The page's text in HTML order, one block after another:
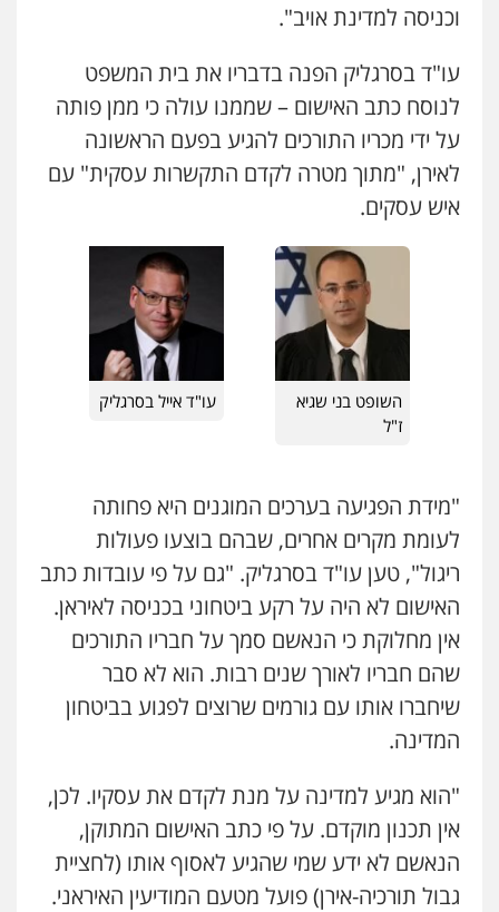
וכניסה למדינת אויב".
עו"ד בסרגליק הפנה בדבריו את בית המשפט
לנוסח כתב האישום – שממנו עולה כי ממן פותה
על ידי מכריו התורכים להגיע בפעם הראשונה
לאירן, "מתוך מטרה לקדם התקשרות עסקית" עם
איש עסקים.
השופט בני שגיא
ז"ל
עו"ד אייל בסרגליק
"מידת הפגיעה בערכים המוגנים היא פחותה
לעומת מקרים אחרים, שבהם בוצעו פעולות
ריגול", טען עו"ד בסרגליק. "גם על פי עובדות כתב
האישום לא היה על רקע ביטחוני בכניסה לאיראן.
אין מחלוקת כי הנאשם סמך על חבריו התורכים
שהם חבריו לאורך שנים רבות. הוא לא סבר
שיחברו אותו עם גורמים שרוצים לפגוע בביטחון
המדינה.
"הוא מגיע למדינה על מנת לקדם את עסקיו. לכן,
אין תכנון מוקדם. על פי כתב האישום המתוקן,
הנאשם לא ידע שמי שהגיע לאסוף אותו (לחציית
גבול תורכיה-אירן) פועל מטעם המודיעין האיראני.